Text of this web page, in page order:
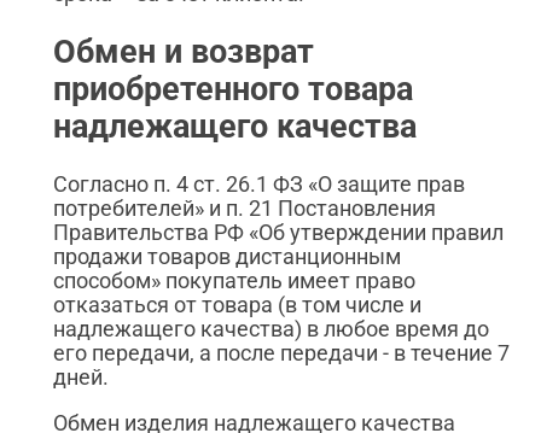
Обмен и возврат
приобретенного товара
надлежащего качества
Согласно п. 4 ст. 26.1 ФЗ «О защите прав
потребителей» и п. 21 Постановления
Правительства РФ «Об утверждении правил
продажи товаров дистанционным
способом» покупатель имеет право
отказаться от товара (в том числе и
надлежащего качества) в любое время до
его передачи, а после передачи - в течение 7
дней.
Обмен изделия надлежащего качества